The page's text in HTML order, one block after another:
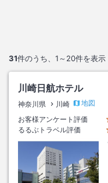
31件のうち、 1～20件を表示
川崎日航ホテル
神奈川県 川崎
地図
お客様アンケート評価
るるぶトラベル評価